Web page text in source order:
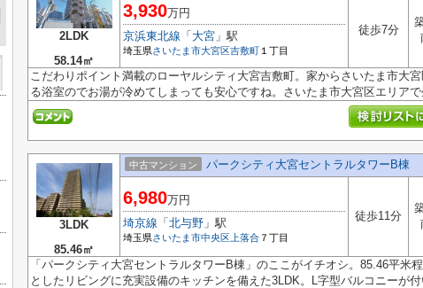
2LDK
58.14㎡
3,930万円
京浜東北線 「 大宮 」駅
埼玉県さいたま市大宮区吉敷町 １丁目
徒歩7分
こだわりポイント満載のローヤルシティ大宮吉敷町。家からさいたま市大
る浴室のでお湯が冷めてしまっても安心ですね。さいたま市大宮区エリア
3LDK
85.46㎡
中古マンション パークシティ大宮セントラルタワーB棟
6,980万円
埼京線 「 北与野 」駅
埼玉県さいたま市中央区 上落合 ７丁目
徒歩11分
「パークシティ大宮セントラルタワーB棟」のここがイチオシ。85.46平米
としたリビングに充実設備のキッチンを備えた3LDK。L字型バルコニーが